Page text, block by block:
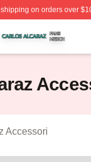
on orders over
⚡️ Officially
Accessori